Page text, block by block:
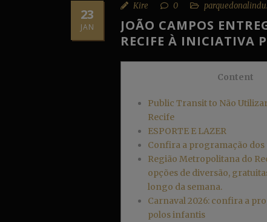
23
JAN
Kire 0
JOÃO CAMPOS
RECIFE À INICIATIVA
Content
Public Transit to Não
Recife
ESPORTE E LAZER
Confira a programação
Região Metropolitana do
opções de diversão,
longo da semana.
Carnaval 2026: confira a
polos infantis